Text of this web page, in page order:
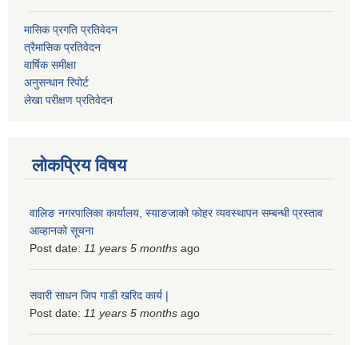
मासिक प्रगति प्रतिवेदन
त्रैमासिक प्रतिवेदन
वार्षिक समीक्षा
अनुसन्धान रिपोर्ट
लेखा परीक्षण प्रतिवेदन
लोकप्रिय विषय
वालिङ नगरपालिका कार्यालय, स्याङजाको फोहर व्यवस्थापन सम्बन्धी प्रस्ताव
आव्हानको सूचना
Post date: 11 years 5 months ago
सवारी साधन जिप गाडी खरिद कार्य |
Post date: 11 years 5 months ago